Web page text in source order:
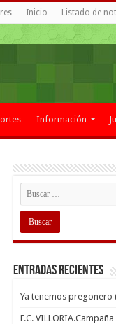
Inicio Listado de
Información
Entradas recientes
Ya tenemos pregonero
F.C.